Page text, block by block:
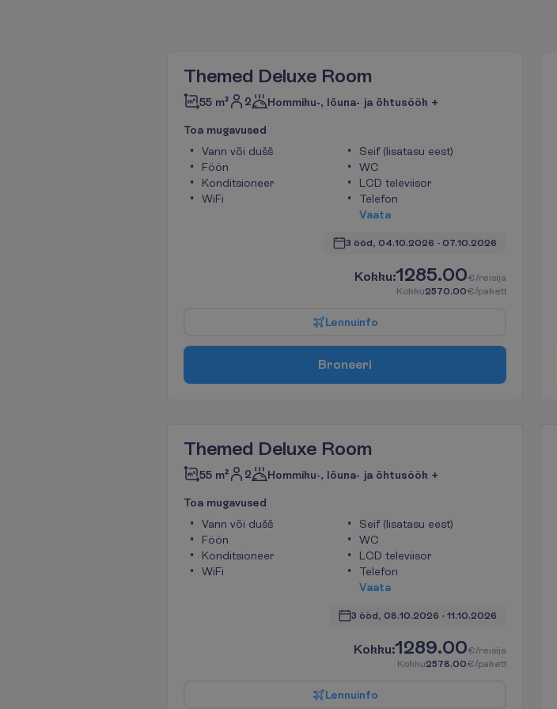
Themed Deluxe Room
55 m² 2 Hommiku-, lõuna- ja õhtusöök +
Toa mugavused
Vann või dušš
Föön
Konditsioneer
WiFi
Seif (lisatasu eest)
WC
LCD televiisor
Telefon
Vaata
3 ööd, 04.10.2026 - 07.10.2026
Kokku:1285.00€/reisija
Kokku2570.00€/pakett
Lennuinfo
Broneeri
Themed Deluxe Room
55 m² 2 Hommiku-, lõuna- ja õhtusöök +
Toa mugavused
Vann või dušš
Föön
Konditsioneer
WiFi
Seif (lisatasu eest)
WC
LCD televiisor
Telefon
Vaata
3 ööd, 08.10.2026 - 11.10.2026
Kokku:1289.00€/reisija
Kokku2578.00€/pakett
Lennuinfo